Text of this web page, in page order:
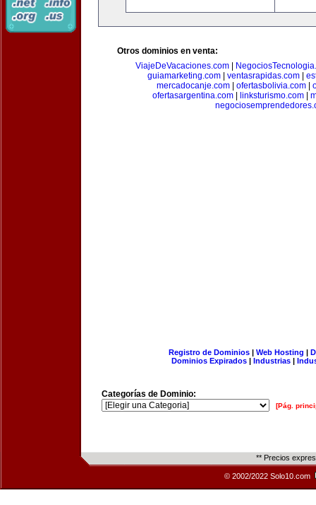
Otros dominios en venta:
ViajeDeVacaciones.com
guiamarketing.com| ventasrapidas.com|
mercadocanje.com
ofertasbolivia.com
ofertasargentina.com| linksturismo.com|
Registro de Dominios| Web Hosting |
Dominios Expirados | Industrias |
Categorías de Dominio:
[Pág.
** Precios
© 2002/2022 Solo10.com